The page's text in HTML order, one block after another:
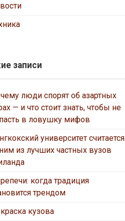
записи
люди спорят об азартных
— и что стоит знать, чтобы не
в ловушку мифов
университет считается
из лучших частных вузов
когда традиция
трендом
кузова